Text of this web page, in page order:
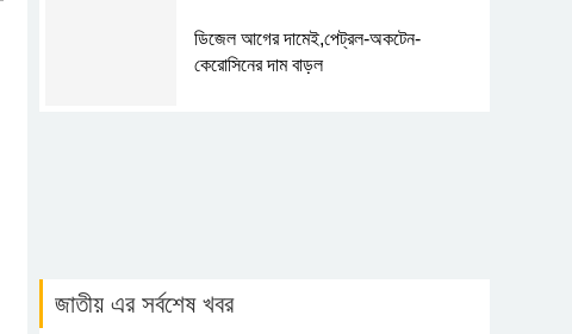
ডিজেল আগের দামেই,পেট্রল-অকটেন-
কেরোসিনের দাম বাড়ল
জাতীয় এর সর্বশেষ খবর